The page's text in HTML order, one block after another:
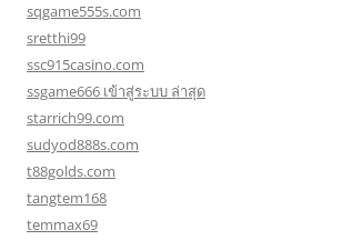
sqgame555s.com
sretthi99
ssc915casino.com
ssgame666 เข้าสู่ระบบ ล่าสุด
starrich99.com
sudyod888s.com
t88golds.com
tangtem168
temmax69